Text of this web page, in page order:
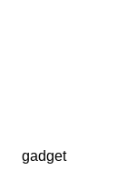
gadget